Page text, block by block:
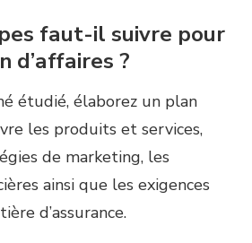
faut-il suivre pour
d’affaires ?
étudié, élaborez un plan
les produits et services,
de marketing, les
ainsi que les exigences
d’assurance.